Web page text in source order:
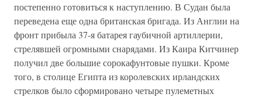
постепенно готовиться к наступлению. В Судан была
переведена еще одна британская бригада. Из Англии на
фронт прибыла 37-я батарея гаубичной артиллерии,
стрелявшей огромными снарядами. Из Каира Китчинер
получил две большие сорокафунтовые пушки. Кроме
того, в столице Египта из королевских ирландских
стрелков было сформировано четыре пулеметных